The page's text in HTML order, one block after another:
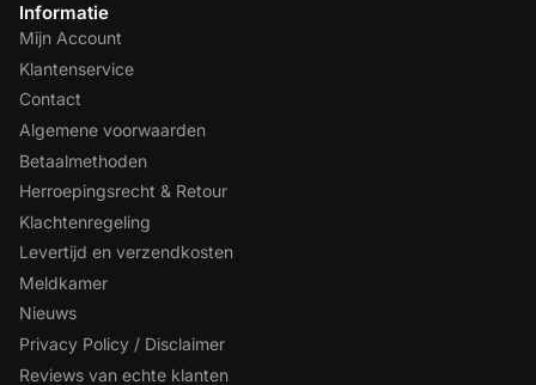
Informatie
Mijn Account
Klantenservice
Contact
Algemene voorwaarden
Betaalmethoden
Herroepingsrecht & Retour
Klachtenregeling
Levertijd en verzendkosten
Meldkamer
Nieuws
Privacy Policy / Disclaimer
Reviews van echte klanten